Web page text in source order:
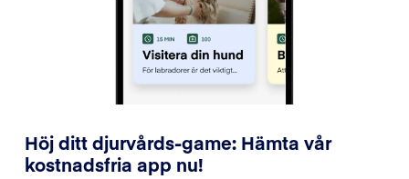
Höj ditt djurvårds-game: Hämta vår
kostnadsfria app nu!